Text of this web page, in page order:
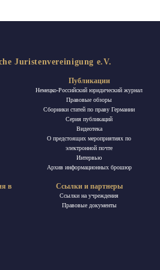
Juristenvereinigung e.V.
Публикации
Немецко-Российский юридический журнал
Правовые обзоры
Сборники статей по праву Германии
Ceрия публикаций
Видеотека
О предстоящих мероприятиях по
электронной почте
Интервью
Архив информационных брошюр
в
Ссылки и партнеры
Ссылки на учреждения
Правовые документы